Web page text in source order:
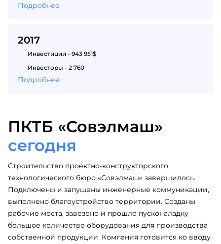
Подробнее
2017
Инвестиции - 943 951$
Инвесторы - 2 760
Подробнее
ПКТБ «Совэлмаш»
сегодня
Строительство проектно-конструкторского
технологического бюро «Совэлмаш» завершилось.
Подключены и запущены инженерные коммуникации,
выполнено благоустройство территории. Созданы
рабочие места, завезено и прошло пусконаладку
большое количество оборудования для производства
собственной продукции. Компания готовится ко вводу